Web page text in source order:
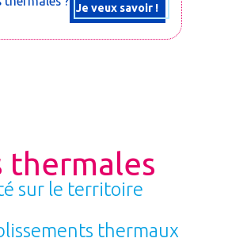
Je veux savoir !
thermales
sur le territoire
thermaux